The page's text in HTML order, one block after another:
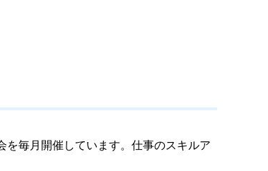
毎月開催しています。仕事のスキルア